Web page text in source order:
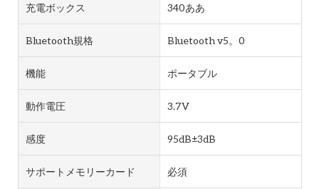
充電ボックス 340ああ
Bluetooth規格 Bluetooth v5。0
機能 ポータブル
動作電圧 3.7V
感度 95dB±3dB
サポートメモリーカード 必須